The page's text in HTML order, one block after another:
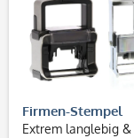
Firmen-Stempel
Extrem langlebig &